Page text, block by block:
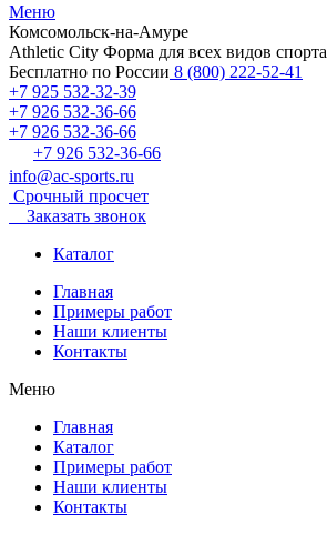
Меню
Комсомольск-на-Амуре
Athletic City Форма для всех видов спорта
Бесплатно по России 8 (800) 222-52-41
+7 925 532-32-39
+7 926 532-36-66
+7 926 532-36-66
+7 926 532-36-66
info@ac-sports.ru
Срочный просчет
Заказать звонок
Каталог
Главная
Примеры работ
Наши клиенты
Контакты
Меню
Главная
Каталог
Примеры работ
Наши клиенты
Контакты